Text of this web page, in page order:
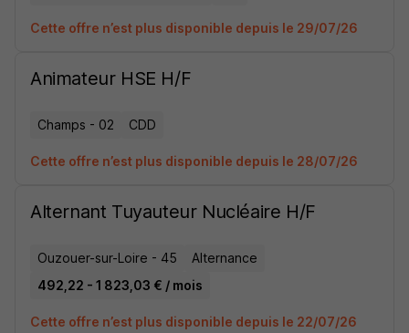
Cette offre n’est plus disponible depuis le 29/07/26
Animateur HSE H/F
Champs - 02 CDD
Cette offre n’est plus disponible depuis le 28/07/26
Alternant Tuyauteur Nucléaire H/F
Ouzouer-sur-Loire - 45
Alternance
492,22 - 1 823,03 € / mois
Cette offre n’est plus disponible depuis le 22/07/26